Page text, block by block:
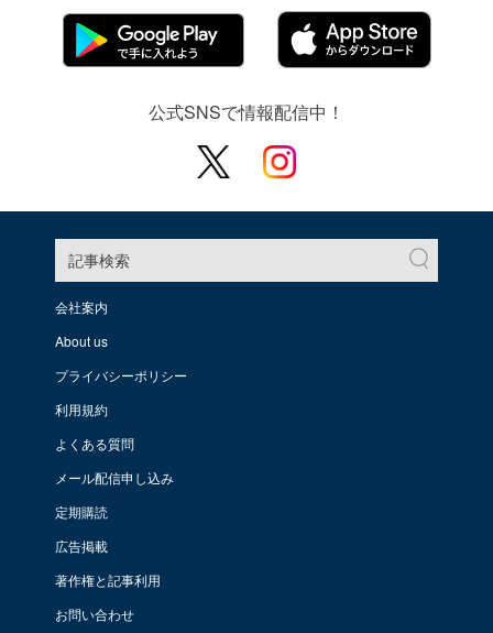
公式SNSで情報配信中！
記事検索
会社案内
About us
プライバシーポリシー
利用規約
よくある質問
メール配信申し込み
定期購読
広告掲載
著作権と記事利用
お問い合わせ